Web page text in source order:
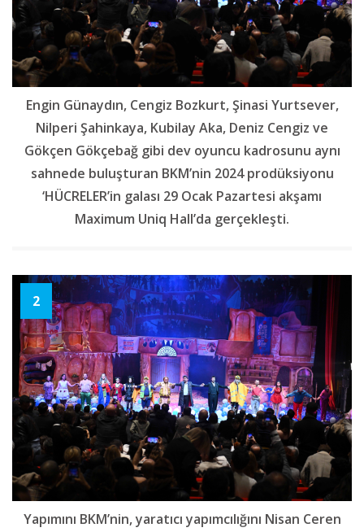
Engin Günaydın, Cengiz Bozkurt, Şinasi Yurtsever,
Nilperi Şahinkaya, Kubilay Aka, Deniz Cengiz ve
Gökçen Gökçebağ gibi dev oyuncu kadrosunu aynı
sahnede buluşturan BKM’nin 2024 prodüksiyonu
‘HÜCRELER’in galası 29 Ocak Pazartesi akşamı
Maximum Uniq Hall’da gerçekleşti.
2
Yapımını BKM’nin, yaratıcı yapımcılığını Nisan Ceren